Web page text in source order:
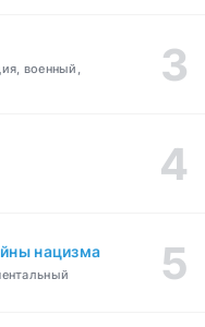
военный,
нацизма